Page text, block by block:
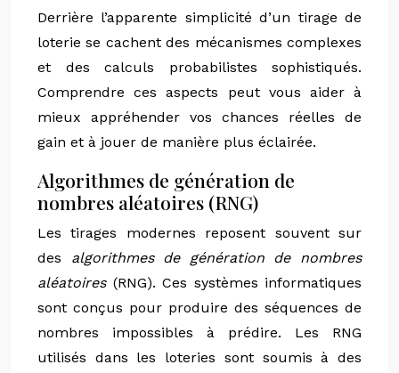
Derrière l’apparente simplicité d’un tirage de
loterie se cachent des mécanismes complexes
et des calculs probabilistes sophistiqués.
Comprendre ces aspects peut vous aider à
mieux appréhender vos chances réelles de
gain et à jouer de manière plus éclairée.
Algorithmes de génération de
nombres aléatoires (RNG)
Les tirages modernes reposent souvent sur
des algorithmes de génération de nombres
aléatoires (RNG). Ces systèmes informatiques
sont conçus pour produire des séquences de
nombres impossibles à prédire. Les RNG
utilisés dans les loteries sont soumis à des